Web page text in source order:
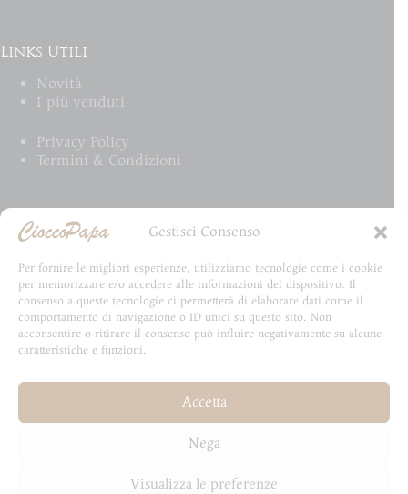
Gestisci Consenso
Per fornire le migliori esperienze, utilizziamo tecnologie come i cookie
per memorizzare e/o accedere alle informazioni del dispositivo. Il
consenso a queste tecnologie ci permetterà di elaborare dati come il
comportamento di navigazione o ID unici su questo sito. Non
acconsentire o ritirare il consenso può influire negativamente su alcune
caratteristiche e funzioni.
Accetta
Nega
Visualizza le preferenze
Links Utili
Novità
I più venduti
Privacy Policy
Termini & Condizioni
Email Newsletter
le novità CioccoPapa
Email
Invia